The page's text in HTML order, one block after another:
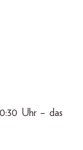
Uhr – das